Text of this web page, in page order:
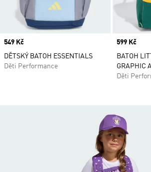
Price
549 Kč
DĚTSKÝ BATOH ESSENTIALS
Děti Performance
Price
599 Kč
BATOH
GRAPHIC
Děti